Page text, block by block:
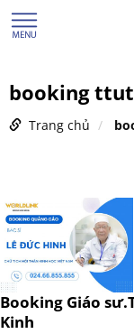
booking
Trang chủ
Booking Giáo
Kinh